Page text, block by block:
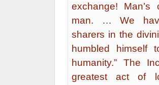
exchange! Man’s
man. … We
sharers in the
humbled him­self
humanity.” The
greatest act of